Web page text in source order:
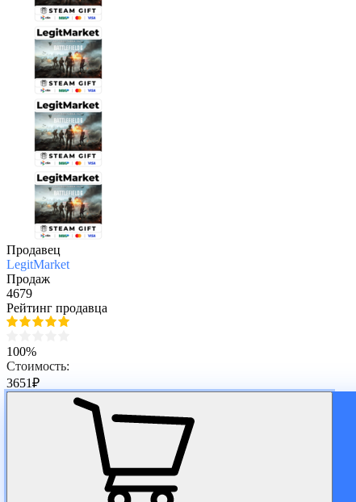
Продавец
LegitMarket
Продаж
4679
Рейтинг продавца
100%
Стоимость:
3651₽